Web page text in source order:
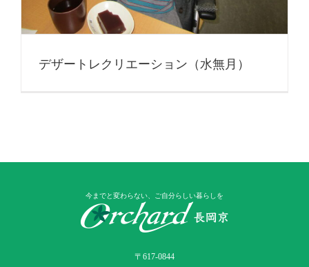
デザートレクリエーション（水無月）
今までと変わらない、ご自分らしい暮らしを
〒617-0844